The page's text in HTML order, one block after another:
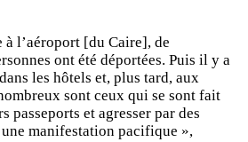
à l’aéroport [du Caire], de
ont été déportées. Puis il y a
les hôtels et, plus tard, aux
sont ceux qui se sont fait
passeports et agresser par des
manifestation pacifique »,